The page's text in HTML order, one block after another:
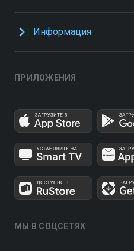
Информация
ПРИЛОЖЕНИЯ
МЫ В СОЦСЕТЯХ